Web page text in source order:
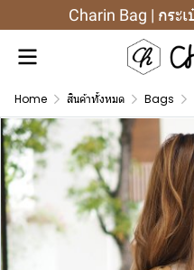
Charin Bag | กร
Home สินค้าทั้งหมด Bags